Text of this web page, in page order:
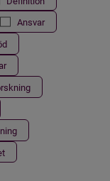
Ansvar